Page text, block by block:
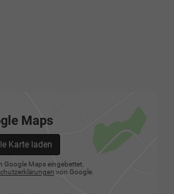
Maps
Karte laden
Google Maps eingebettet.
von Google.